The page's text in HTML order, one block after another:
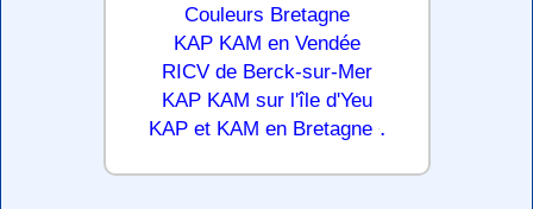
Couleurs Bretagne
KAP KAM en Vendée
RICV de Berck-sur-Mer
KAP KAM sur l'île d'Yeu
KAP et KAM en Bretagne .